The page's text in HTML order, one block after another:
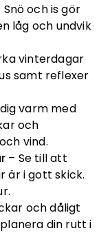
Snö och is gör
låg och undvik
vinterdagar
samt reflexer
varm med
och
vind.
– Se till att
är i gott skick.
och dåligt
din rutt i